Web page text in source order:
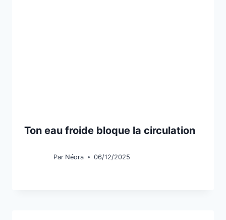
Ton eau froide bloque la circulation
Par Néora 06/12/2025